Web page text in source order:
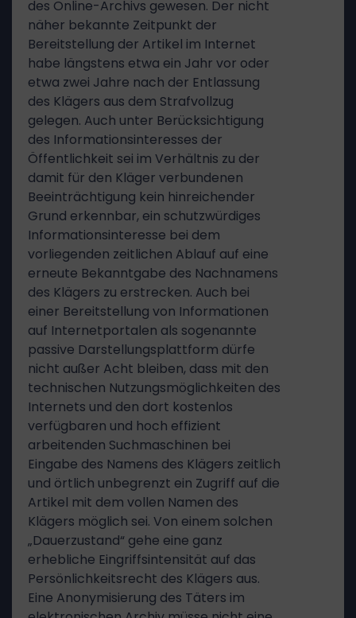
des Online-Archivs gewesen. Der nicht
näher bekannte Zeitpunkt der
Bereitstellung der Artikel im Internet
habe längstens etwa ein Jahr vor oder
etwa zwei Jahre nach der Entlassung
des Klägers aus dem Strafvollzug
gelegen. Auch unter Berücksichtigung
des Informationsinteresses der
Öffentlichkeit sei im Verhältnis zu der
damit für den Kläger verbundenen
Beeinträchtigung kein hinreichender
Grund erkennbar, ein schutzwürdiges
Informationsinteresse bei dem
vorliegenden zeitlichen Ablauf auf eine
erneute Bekanntgabe des Nachnamens
des Klägers zu erstrecken. Auch bei
einer Bereitstellung von Informationen
auf Internetportalen als sogenannte
passive Darstellungsplattform dürfe
nicht außer Acht bleiben, dass mit den
technischen Nutzungsmöglichkeiten des
Internets und den dort kostenlos
verfügbaren und hoch effizient
arbeitenden Suchmaschinen bei
Eingabe des Namens des Klägers zeitlich
und örtlich unbegrenzt ein Zugriff auf die
Artikel mit dem vollen Namen des
Klägers möglich sei. Von einem solchen
„Dauerzustand“ gehe eine ganz
erhebliche Eingriffsintensität auf das
Persönlichkeitsrecht des Klägers aus.
Eine Anonymisierung des Täters im